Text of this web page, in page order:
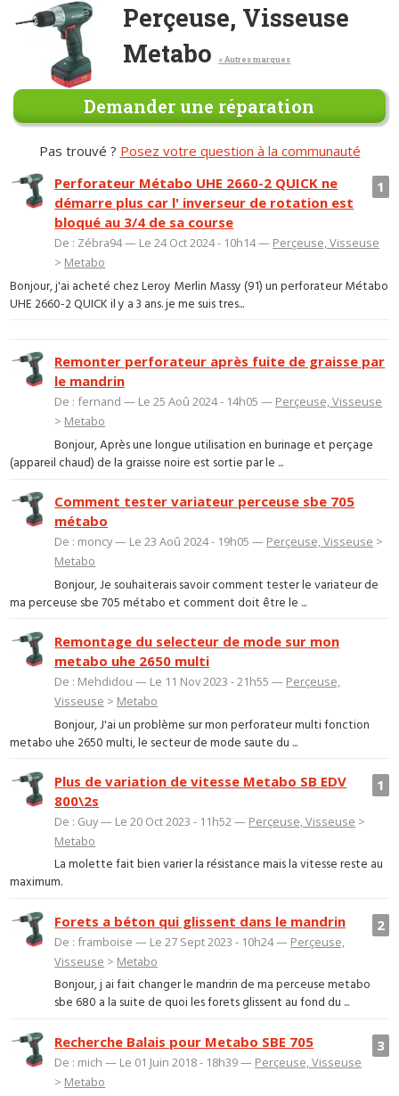
Perçeuse, Visseuse
Metabo
< Autres marques
Demander une réparation
Pas trouvé ? Posez votre question à la communauté
1
Perforateur Métabo UHE 2660-2 QUICK ne
démarre plus car l' inverseur de rotation est
bloqué au 3/4 de sa course
De : Zébra94 — Le 24 Oct 2024 - 10h14 — Perçeuse, Visseuse
> Metabo
Bonjour, j'ai acheté chez Leroy Merlin Massy (91) un perforateur Métabo
UHE 2660-2 QUICK il y a 3 ans. je me suis tres...
Remonter perforateur après fuite de graisse par
le mandrin
De : fernand — Le 25 Aoû 2024 - 14h05 — Perçeuse, Visseuse
> Metabo
Bonjour, Après une longue utilisation en burinage et perçage
(appareil chaud) de la graisse noire est sortie par le ...
Comment tester variateur perceuse sbe 705
métabo
De : moncy — Le 23 Aoû 2024 - 19h05 — Perçeuse, Visseuse >
Metabo
Bonjour, Je souhaiterais savoir comment tester le variateur de
ma perceuse sbe 705 métabo et comment doit être le ...
Remontage du selecteur de mode sur mon
metabo uhe 2650 multi
De : Mehdidou — Le 11 Nov 2023 - 21h55 — Perçeuse,
Visseuse > Metabo
Bonjour, J'ai un problème sur mon perforateur multi fonction
metabo uhe 2650 multi, le secteur de mode saute du ...
1
Plus de variation de vitesse Metabo SB EDV
800\2s
De : Guy — Le 20 Oct 2023 - 11h52 — Perçeuse, Visseuse >
Metabo
La molette fait bien varier la résistance mais la vitesse reste au
maximum.
2
Forets a béton qui glissent dans le mandrin
De : framboise — Le 27 Sept 2023 - 10h24 — Perçeuse,
Visseuse > Metabo
Bonjour, j ai fait changer le mandrin de ma perceuse metabo
sbe 680 a la suite de quoi les forets glissent au fond du ...
3
Recherche Balais pour Metabo SBE 705
De : mich — Le 01 Juin 2018 - 18h39 — Perçeuse, Visseuse
> Metabo